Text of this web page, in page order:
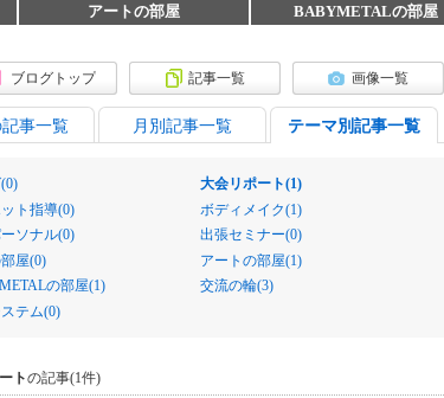
ブログトップ 記事一覧 画像一覧
事一覧 月別記事一覧 テーマ別記事一覧
大会リポート(1)
ト指導(0)
ボディメイク(1)
ソナル(0)
出張セミナー(0)
屋(0)
アートの部屋(1)
の部屋(1)
交流の輪(3)
テム(0)
トの記事(1件)
アートの部屋 BABYMETALの部屋